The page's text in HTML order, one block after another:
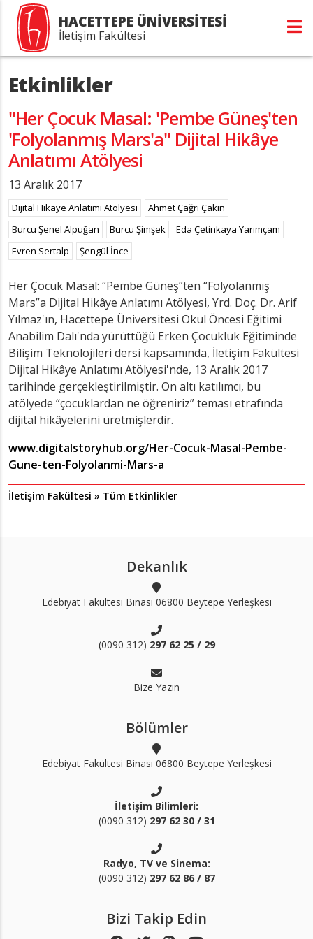
HACETTEPE ÜNİVERSİTESİ
İletişim Fakültesi
Etkinlikler
"Her Çocuk Masal: 'Pembe Güneş'ten
'Folyolanmış Mars'a" Dijital Hikâye
Anlatımı Atölyesi
13 Aralık 2017
Dijital Hikaye Anlatımı Atölyesi
Ahmet Çağrı Çakın
Burcu Şenel Alpuğan
Burcu Şimşek
Eda Çetinkaya Yarımçam
Evren Sertalp
Şengül İnce
Her Çocuk Masal: “Pembe Güneş”ten “Folyolanmış
Mars”a Dijital Hikâye Anlatımı Atölyesi, Yrd. Doç. Dr. Arif
Yılmaz'ın, Hacettepe Üniversitesi Okul Öncesi Eğitimi
Anabilim Dalı'nda yürüttüğü Erken Çocukluk Eğitiminde
Bilişim Teknolojileri dersi kapsamında, İletişim Fakültesi
Dijital Hikâye Anlatımı Atölyesi'nde, 13 Aralık 2017
tarihinde gerçekleştirilmiştir. On altı katılımcı, bu
atölyede “çocuklardan ne öğreniriz” teması etrafında
dijital hikâyelerini üretmişlerdir.
www.digitalstoryhub.org/Her-Cocuk-Masal-Pembe-
Gune-ten-Folyolanmi-Mars-a
İletişim Fakültesi » Tüm Etkinlikler
Dekanlık
Edebiyat Fakültesi Binası 06800 Beytepe Yerleşkesi
(0090 312) 297 62 25 / 29
Bize Yazın
Bölümler
Edebiyat Fakültesi Binası 06800 Beytepe Yerleşkesi
İletişim Bilimleri:
(0090 312) 297 62 30 / 31
Radyo, TV ve Sinema:
(0090 312) 297 62 86 / 87
Bizi Takip Edin